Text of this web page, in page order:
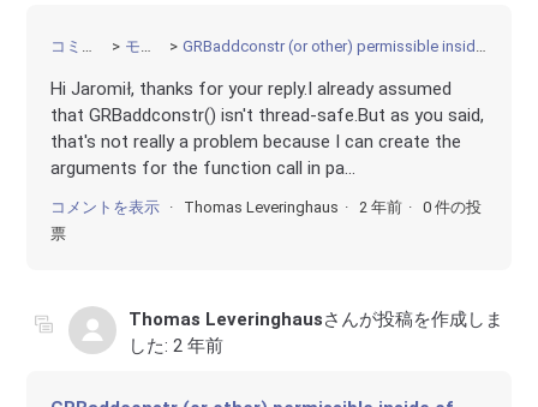
モデリング GRBaddconstr (or other) permissible inside of #pragma omp parallel for in C?
Hi Jaromił, thanks for your reply.I already assumed
that GRBaddconstr() isn't thread-safe.But as you said,
that's not really a problem because I can create the
arguments for the function call in pa...
コメントを表示 Thomas Leveringhaus 2 年前
0 件の投
票
Thomas Leveringhausさんが投稿を作成しま
した:2 年前